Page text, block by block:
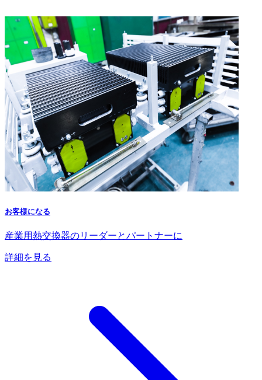
お客様になる
産業用熱交換器のリーダーとパートナーに
詳細を見る